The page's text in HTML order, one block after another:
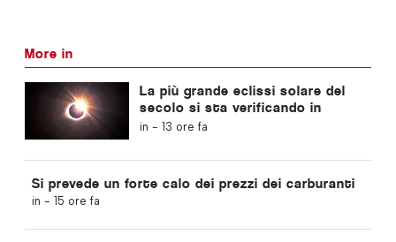
More in
La più grande eclissi solare del
secolo si sta verificando in
Portogallo
in - 13 ore fa
Si prevede un forte calo dei prezzi dei carburanti
in - 15 ore fa